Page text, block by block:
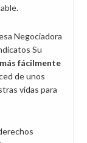
Negociadora
Su
fácilmente
de unos
vidas para